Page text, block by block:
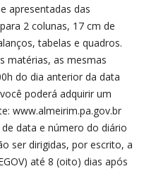
apresentadas das
2 colunas, 17 cm de
tabelas e quadros.
matérias, as mesmas
do dia anterior da data
poderá adquirir um
www.almeirim.pa.gov.br
data e número do diário
ser dirigidas, por escrito, a
até 8 (oito) dias após